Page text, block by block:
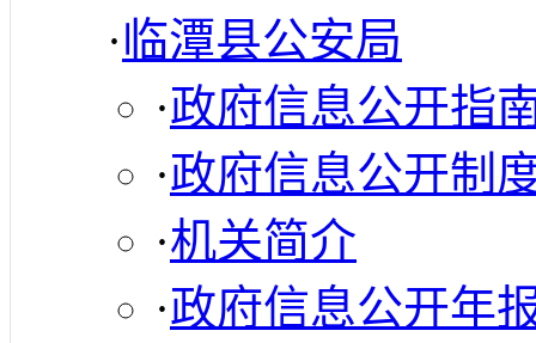
·临潭县公安局
·政府信息公开指
·政府信息公开制
·机关简介
·政府信息公开年